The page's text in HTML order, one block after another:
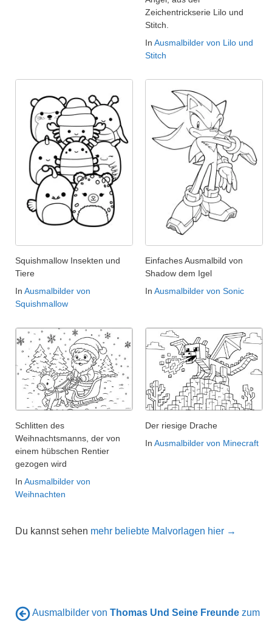
Zeichentrickserie Lilo und
Stitch.
In Ausmalbilder von Lilo und
Stitch
Squishmallow Insekten und
Tiere
In Ausmalbilder von
Squishmallow
Einfaches Ausmalbild von
Shadow dem Igel
In Ausmalbilder von Sonic
Schlitten des
Weihnachtsmanns, der von
einem hübschen Rentier
gezogen wird
In Ausmalbilder von
Weihnachten
Der riesige Drache
In Ausmalbilder von Minecraft
Du kannst sehen mehr beliebte Malvorlagen hier →
Ausmalbilder von Thomas Und Seine Freunde zum